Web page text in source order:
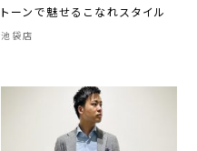
トーンで魅せるこなれスタイル
池袋店